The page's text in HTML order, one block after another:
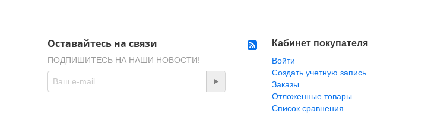
Оставайтесь на связи
ПОДПИШИТЕСЬ НА НАШИ НОВОСТИ!
Кабинет покупателя
Войти
Создать учетную запись
Заказы
Отложенные товары
Список сравнения